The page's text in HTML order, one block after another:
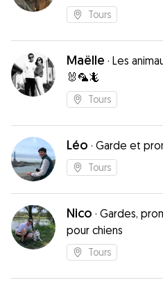
Tours
Maëlle · Les
🐰🦜🦎
Tours
Léo · Garde et
Tours
Nico · Gardes,
pour chiens
Tours